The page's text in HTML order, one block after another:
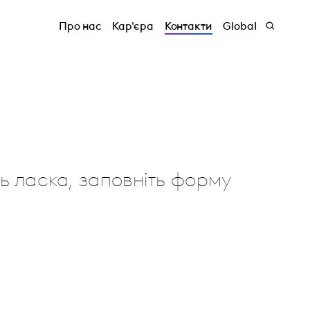
Про нас Кар'єра Контакти Global
заповніть форму